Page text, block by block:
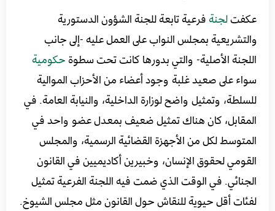
عكفتلجنةفرعية تابعة للجنة الشؤون الدستورية
والتشريعية بمجلس النواب على العمل عليه -إلى جانب
اللجنة الأصلية- والتي بدورها كانت تحت سطوةحكومية
سواء على صعيد غلبة وجود أعضاء من الأحزاب الموالية
للسلطة، وتمثيل واضح لوزارة الداخلية، والنيابة العامة. في
المقابل، كان هناك تمثيل ضعيف بمعدل عضو واحد في
المتوسط لكل من الأجهزة القضائية الرسمية، والمجلس
القومي لحقوق الإنسان، وخبيرين أكاديميين في القانون
الجنائي. في الوقت الذي ضمت فيه اللجنة الفرعية تمثيل
لفئات أقل حيوية للنقاش حول القانون مثل مجلس الشيوخ.